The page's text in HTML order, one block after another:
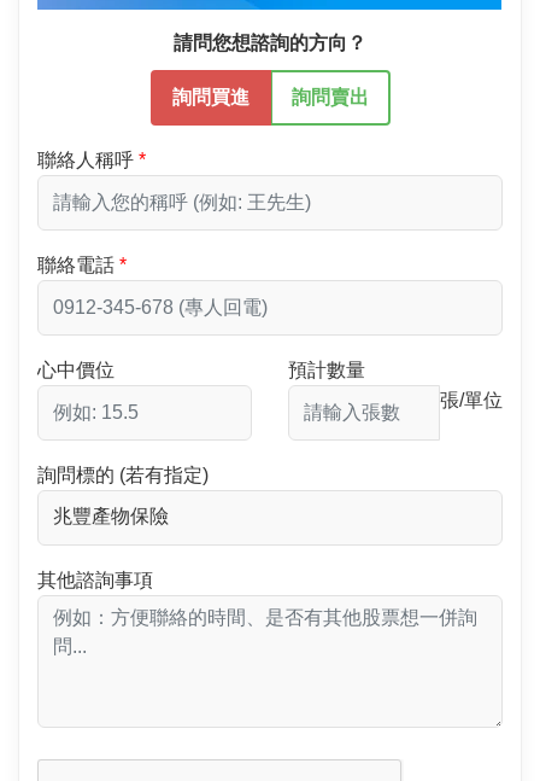
請問您想諮詢的方向？
詢問買進 詢問賣出
聯絡人稱呼
聯絡電話
心中價位
預計數量
張/單位
詢問標的 (若有指定)
其他諮詢事項